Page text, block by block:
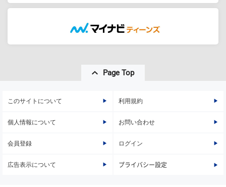
Page Top
このサイトについて 利用規約
個人情報について お問い合わせ
会員登録 ログイン
広告表示について プライバシー設定